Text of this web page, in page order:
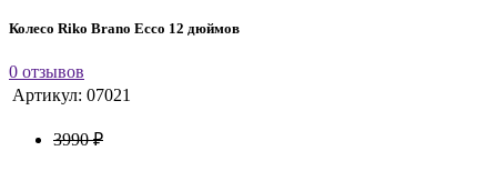
Колесо Riko Brano Ecco 12 дюймов
0 отзывов
Артикул: 07021
3990 ₽